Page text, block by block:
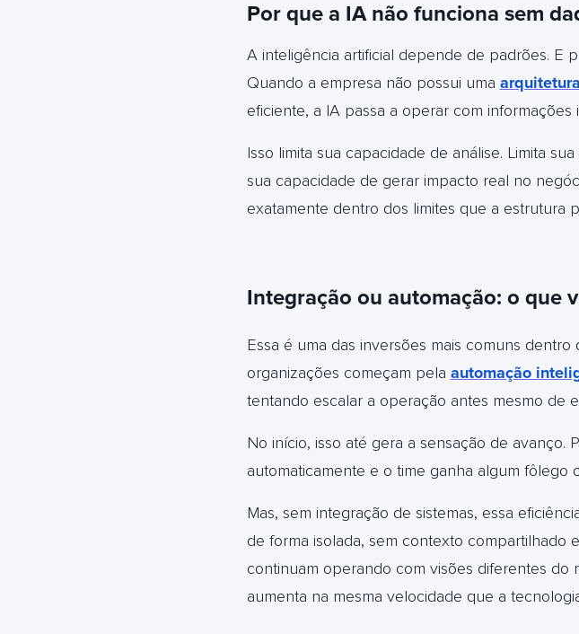
Por que a IA não funciona sem
A inteligência artificial depende de padrões. E
Quando a empresa não possui uma
eficiente, a IA passa a operar com informações
Isso limita sua capacidade de análise. Limita
sua capacidade de gerar impacto real no
exatamente dentro dos limites que a estrutura
Integração ou automação: o que
Essa é uma das inversões mais comuns
organizações começam pela automação
tentando escalar a operação antes mesmo de
No início, isso até gera a sensação de avanço.
automaticamente e o time ganha algum fôlego
Mas, sem integração de sistemas, essa
de forma isolada, sem contexto compartilhado
continuam operando com visões diferentes do
aumenta na mesma velocidade que a